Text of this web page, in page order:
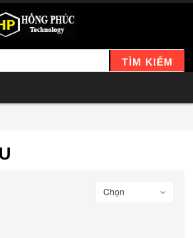
TÌM KIẾM
Chọn